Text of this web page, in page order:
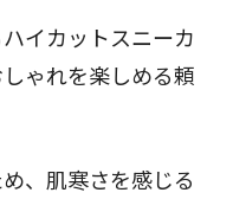
イカットスニーカ
ゃれを楽しめる頼
、肌寒さを感じる